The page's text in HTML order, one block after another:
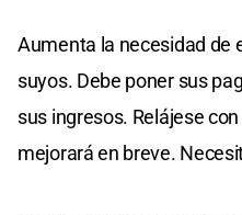
Aumenta la necesidad de
suyos. Debe poner sus
sus ingresos. Relájese
mejorará en breve.